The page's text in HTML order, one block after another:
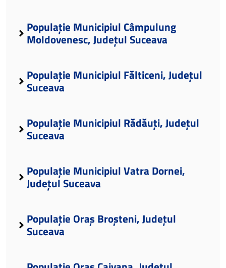
Populație Municipiul Câmpulung
Moldovenesc, Județul Suceava
Populație Municipiul Fălticeni, Județul
Suceava
Populație Municipiul Rădăuți, Județul
Suceava
Populație Municipiul Vatra Dornei,
Județul Suceava
Populație Oraș Broșteni, Județul
Suceava